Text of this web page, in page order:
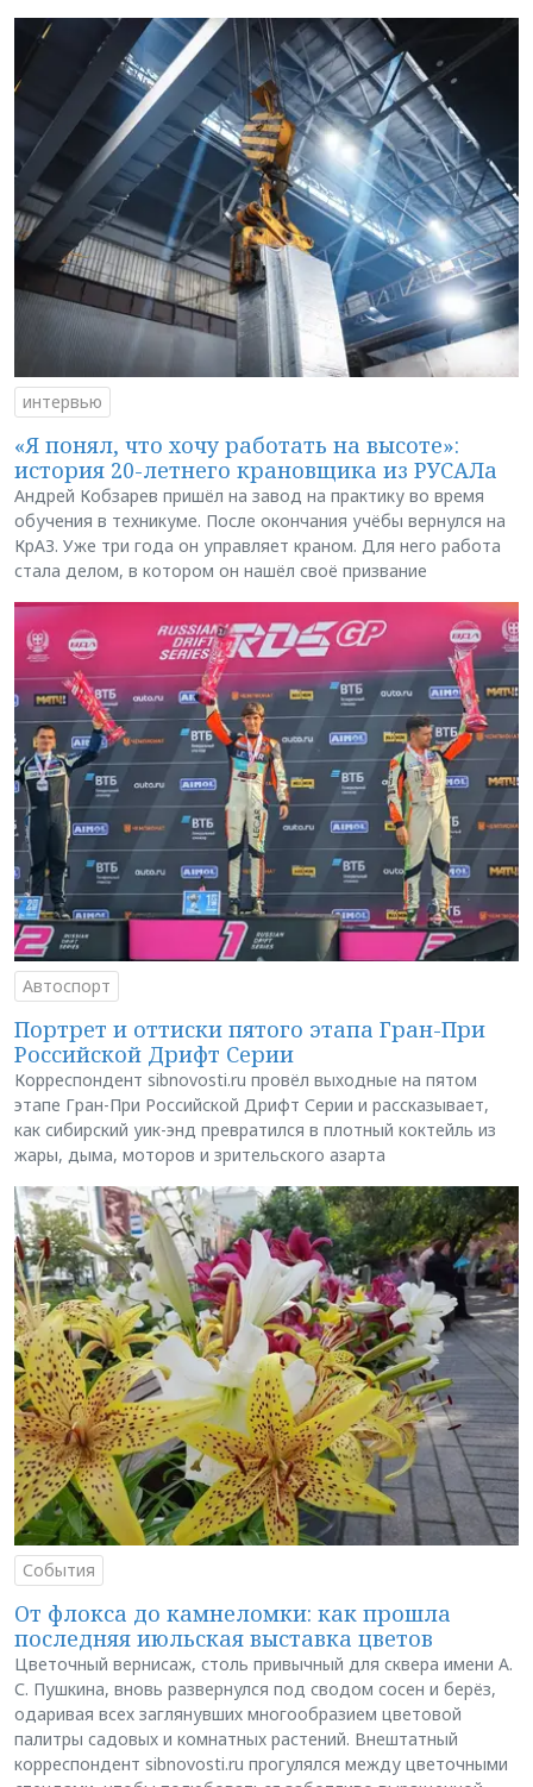
интервью
«Я понял, что хочу работать на высоте»:
история 20-летнего крановщика из РУСАЛа
Андрей Кобзарев пришёл на завод на практику во время
обучения в техникуме. После окончания учёбы вернулся на
КрАЗ. Уже три года он управляет краном. Для него работа
стала делом, в котором он нашёл своё призвание
Автоспорт
Портрет и оттиски пятого этапа Гран-При
Российской Дрифт Серии
Корреспондент sibnovosti.ru провёл выходные на пятом
этапе Гран-При Российской Дрифт Серии и рассказывает,
как сибирский уик-энд превратился в плотный коктейль из
жары, дыма, моторов и зрительского азарта
События
От флокса до камнеломки: как прошла
последняя июльская выставка цветов
Цветочный вернисаж, столь привычный для сквера имени А.
С. Пушкина, вновь развернулся под сводом сосен и берёз,
одаривая всех заглянувших многообразием цветовой
палитры садовых и комнатных растений. Внештатный
корреспондент sibnovosti.ru прогулялся между цветочными